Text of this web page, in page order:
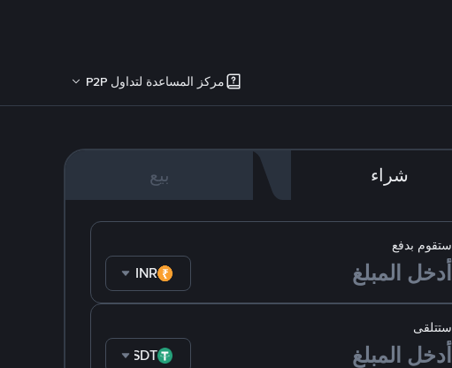
مركز المساعدة لتداول P2P
شراء بيع
ستقوم بدفع
INR
ستتلقى
USDT